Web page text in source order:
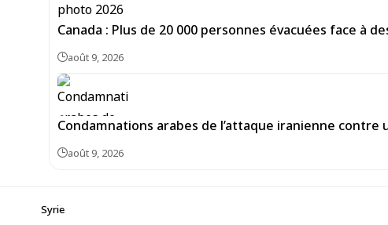
Canada : Plus de 20 000 personnes évacuées face à
août 9, 2026
Condamnations arabes de l’attaque iranienne
août 9, 2026
Syrie